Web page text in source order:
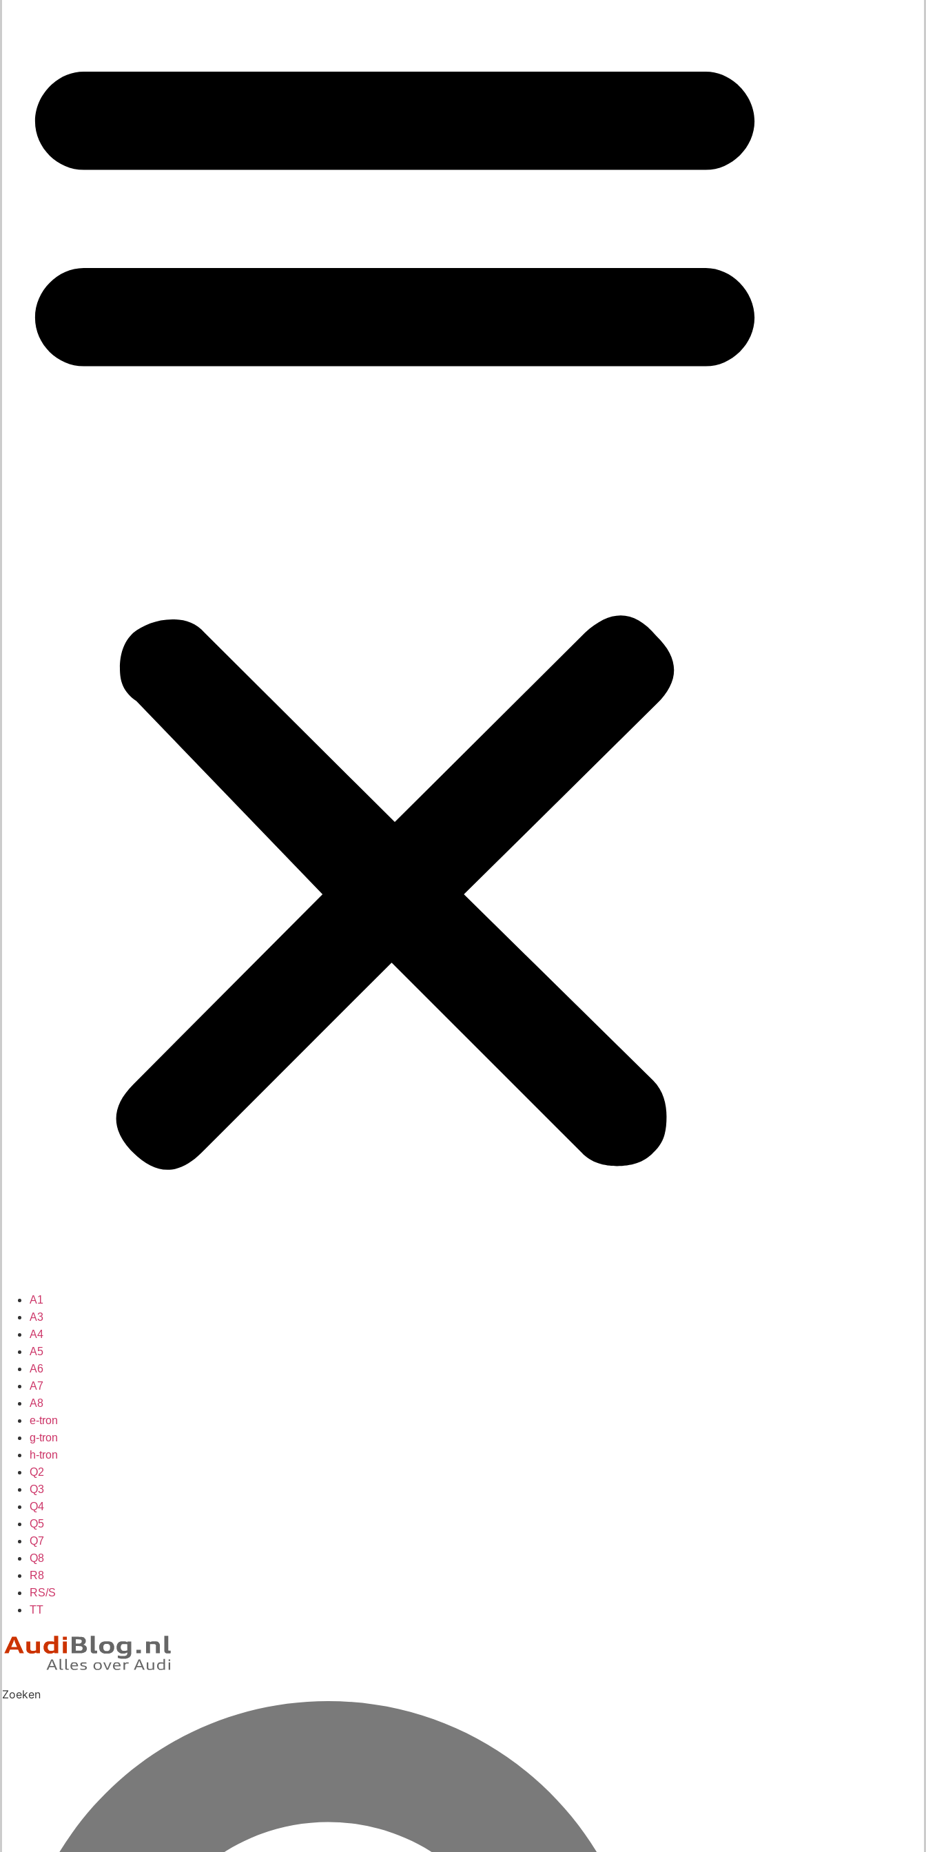
A1
A3
A4
A5
A6
A7
A8
e-tron
g-tron
h-tron
Q2
Q3
Q4
Q5
Q7
Q8
R8
RS/S
TT
Zoeken